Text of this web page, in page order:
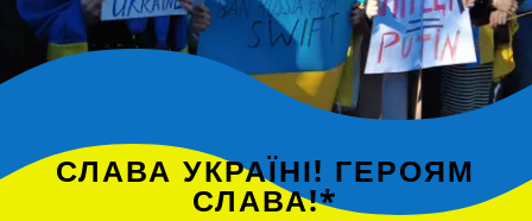
СЛАВА УКРАЇНІ! ГЕРОЯМ
СЛАВА!*